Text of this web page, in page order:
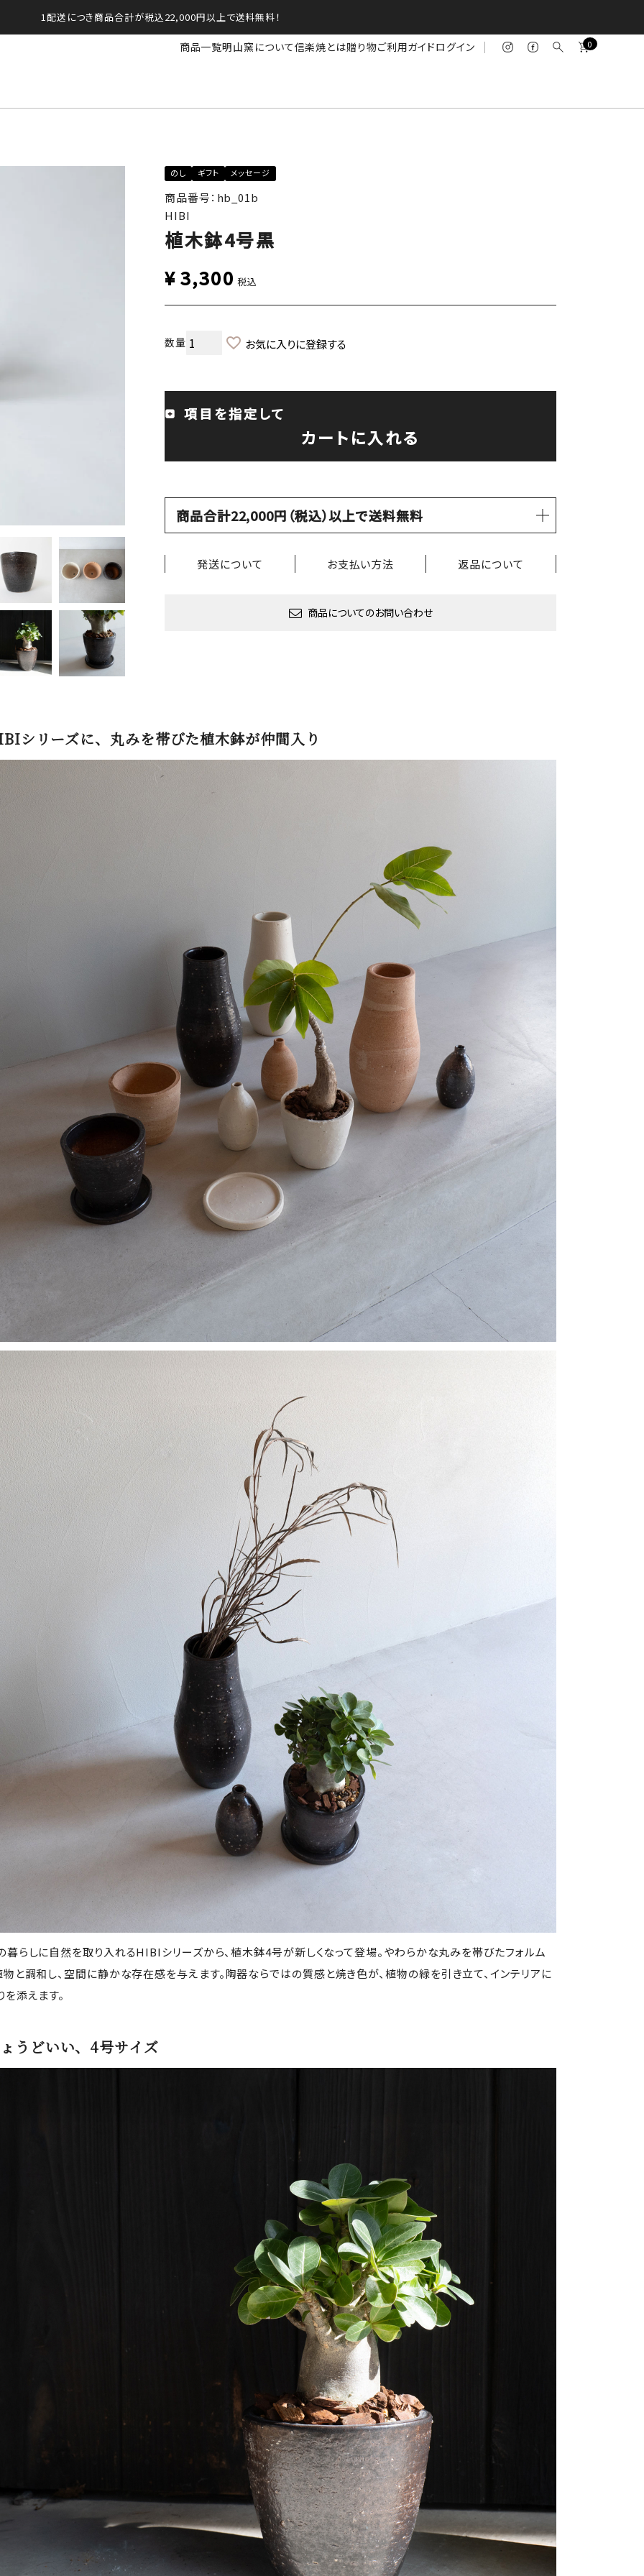
1配送につき商品合計が税込22,000円以上で送料無料！
商品一覧明山窯について信楽焼とは贈り物ご利用ガイドログイン 0
のし ギフト メッセージ
商品番号：hb_01b
HIBI
植木鉢4号黒
¥3,300 税込
お気に入りに登録する
項目を指定して
カートに入れる
商品合計22,000円（税込）以上で送料無料
発送について お支払い方法 返品について
商品についてのお問い合わせ
シリーズに、丸みを帯びた植木鉢が仲間入り
暮らしに自然を取り入れるHIBIシリーズから、植木鉢4号が新しくなって登場。やわらかな丸みを帯びたフォルム
物と調和し、空間に静かな存在感を与えます。陶器ならではの質感と焼き色が、植物の緑を引き立て、インテリアに
を添えます。
うどいい、4号サイズ